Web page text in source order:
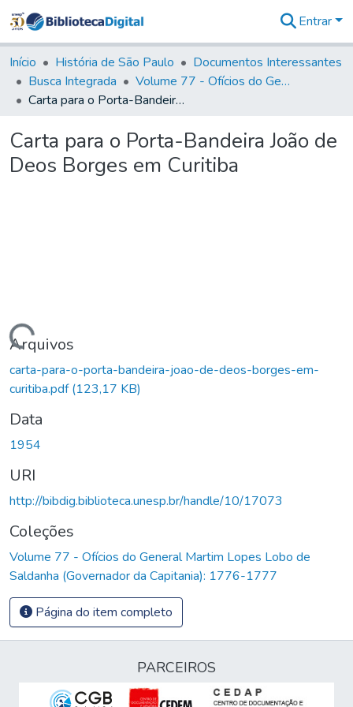
&
Coleções
Tudo na
Biblioteca
Estatísticas
Entrar
Início História de São Paulo
Documentos Interessantes
Busca Integrada
Volume 77 - Ofícios do General Martim Lopes Lobo de Saldanha (Governador da Capitania): 1776-1777
Carta para o Porta-Bandeira João de Deos Borges em Curitiba
Carta para o Porta-Bandeira João de
Deos Borges em Curitiba
Carregando...
Arquivos
carta-para-o-porta-bandeira-joao-de-deos-borges-em-
curitiba.pdf(123,17 KB)
Data
1954
URI
http://bibdig.biblioteca.unesp.br/handle/10/17073
Coleções
Volume 77 - Ofícios do General Martim Lopes Lobo de
Saldanha (Governador da Capitania): 1776-1777
Página do item completo
PARCEIROS